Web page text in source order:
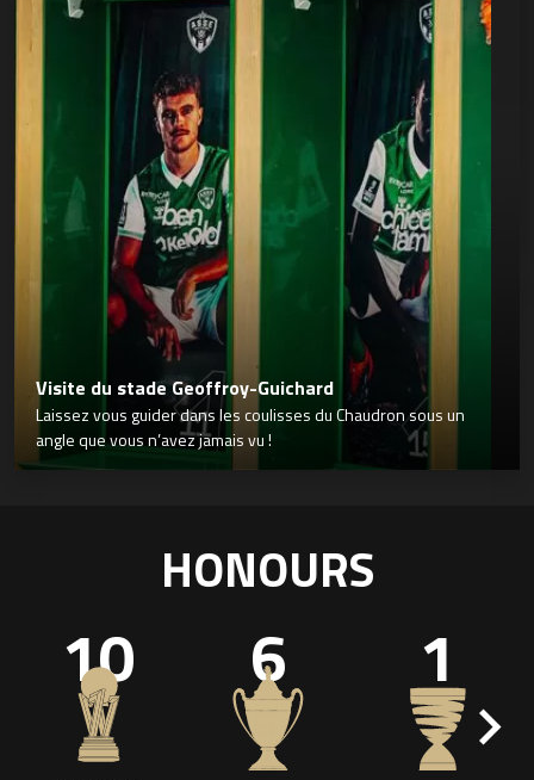
Visite du stade Geoffroy-Guichard
Laissez vous guider dans les coulisses du Chaudron sous un
angle que vous n’avez jamais vu !
HONOURS
10 6 1